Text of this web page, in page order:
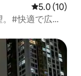
レビュー10
5.0 (10)
#快適で広い